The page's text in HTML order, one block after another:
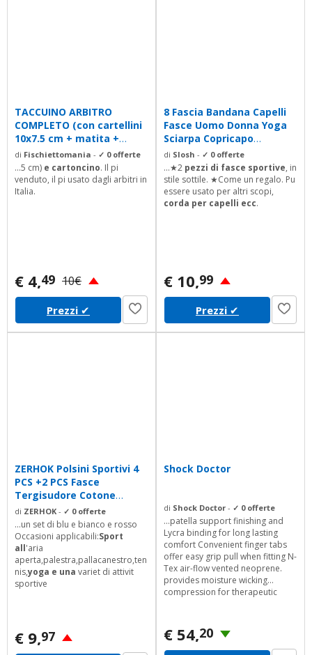
TACCUINO ARBITRO
COMPLETO (con cartellini
10x7.5 cm + matita +
cartoncino...
di Fischiettomania - ✓ 0 offerte
...5 cm) e cartoncino. Il pi
venduto, il pi usato dagli arbitri in
Italia.
€ 4,49 10€
Prezzi ✔
8 Fascia Bandana Capelli
Fasce Uomo Donna Yoga
Sciarpa Copricapo
Riciclaggio...
di Slosh - ✓ 0 offerte
...★2 pezzi di fasce sportive, in
stile sottile. ★Come un regalo. Pu
essere usato per altri scopi,
corda per capelli ecc.
€ 10,99
Prezzi ✔
ZERHOK Polsini Sportivi 4
PCS +2 PCS Fasce
Tergisudore Cotone
Poliestere Comodo...
di ZERHOK - ✓ 0 offerte
...un set di blu e bianco e rosso
Occasioni applicabili:Sport
all'aria
aperta,palestra,pallacanestro,ten
nis,yoga e una variet di attivit
sportive
€ 9,97
Shock Doctor
di Shock Doctor - ✓ 0 offerte
...patella support finishing and
Lycra binding for long lasting
comfort Convenient finger tabs
offer easy grip pull when fitting N-
Tex air-flow vented neoprene.
provides moisture wicking
compression for therapeutic
€ 54,20